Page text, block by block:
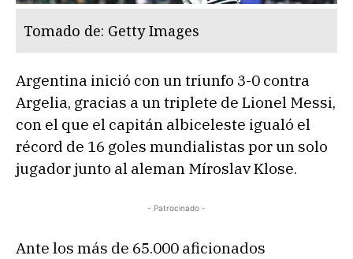
Tomado de: Getty Images
Argentina inició con un triunfo 3-0 contra
Argelia, gracias a un triplete de Lionel Messi,
con el que el capitán albiceleste igualó el
récord de 16 goles mundialistas por un solo
jugador junto al aleman Míroslav Klose.
- Patrocinado -
Ante los más de 65.000 aficionados